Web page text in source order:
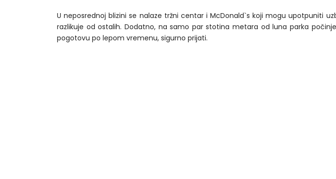
U neposrednoj blizini se nalaze tržni centar i McDonald`s koji mogu upotpuniti
razlikuje od ostalih. Dodatno, na samo par stotina metara od luna parka
pogotovu po lepom vremenu, sigurno prijati.